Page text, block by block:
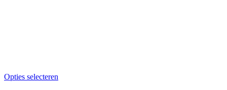
Opties selecteren